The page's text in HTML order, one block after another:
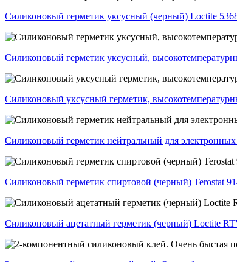
Силиконовый герметик уксусный (черный) Loctite
Силиконовый герметик уксусный,
Силиконовый уксусный герметик,
Силиконовый герметик нейтральный для
Силиконовый герметик спиртовой (черный) Terostat
Силиконовый ацетатный герметик (черный) Loctite